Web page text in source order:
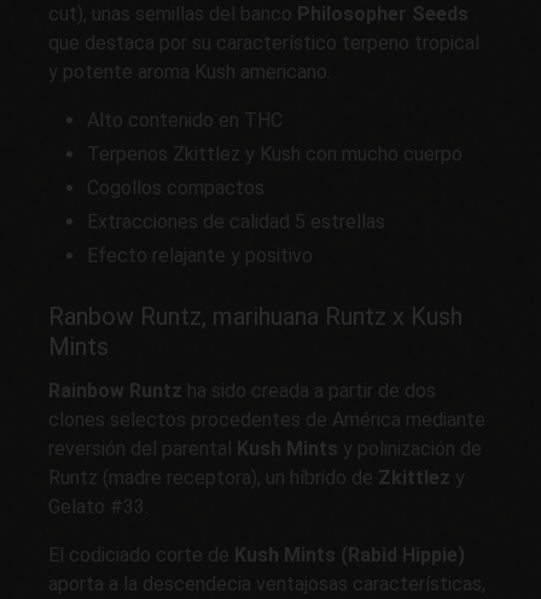
cut), unas semillas del banco Philosopher Seeds
que destaca por su característico terpeno tropical
y potente aroma Kush americano.
Alto contenido en THC
Terpenos Zkittlez y Kush con mucho cuerpo
Cogollos compactos
Extracciones de calidad 5 estrellas
Efecto relajante y positivo
Ranbow Runtz, marihuana Runtz x Kush
Mints
Rainbow Runtz ha sido creada a partir de dos
clones selectos procedentes de América mediante
reversión del parental Kush Mints y polinización de
Runtz (madre receptora), un híbrido de Zkittlez y
Gelato #33.
El codiciado corte de Kush Mints (Rabid Hippie)
aporta a la descendecia ventajosas características,